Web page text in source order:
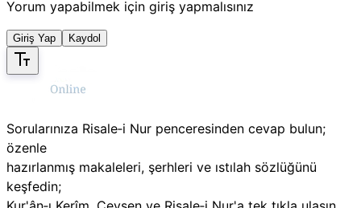
Yorum yapabilmek için giriş yapmalısınız
Giriş Yap Kaydol
Sorularınıza Risale‑i Nur penceresinden cevap bulun;
özenle
hazırlanmış makaleleri, şerhleri ve ıstılah sözlüğünü
keşfedin;